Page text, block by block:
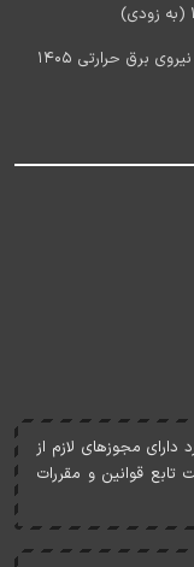
آخرین اخبار استخدام شرکت مادر تخصصی تولید نیروی برق حرارتی 1405
مجوزهای لازم از
قوانين و مقررات